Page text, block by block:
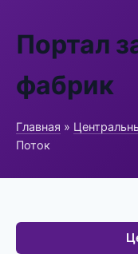
Портал
фабрик
Главная »
Поток